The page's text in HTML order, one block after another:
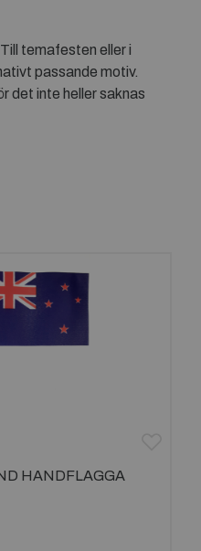
temafesten eller i
passande motiv.
det inte heller saknas
HANDFLAGGA